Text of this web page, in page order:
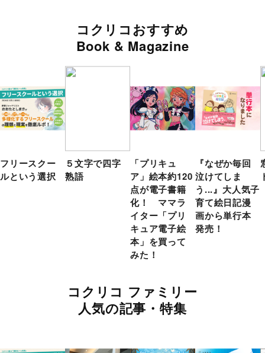
コクリコおすすめ
Book & Magazine
フリースクー
ルという選択
５文字で四字
熟語
「プリキュ
ア」絵本約120
点が電子書籍
化！ ママラ
イター「プリ
キュア電子絵
本」を買って
みた！
『なぜか毎回
泣けてしま
う...』大人気子
育て絵日記漫
画から単行本
発売！
コクリコ ファミリー
人気の記事・特集